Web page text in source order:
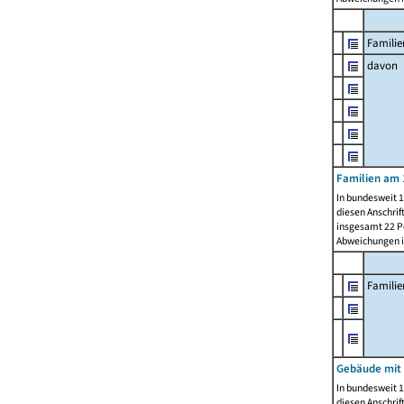
davon
Familien am
In bundesweit
diesen
insgesamt 22
Abweichungen
Gebäude
In bundesweit